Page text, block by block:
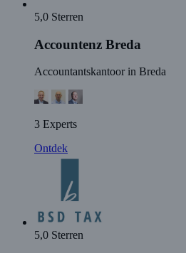
5,0 Sterren
Accountenz Breda
Accountantskantoor in Breda
3 Experts
Ontdek
5,0 Sterren